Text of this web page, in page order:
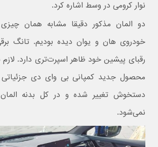
نوار کرومی در وسط اشاره کرد.
دو المان مذکور دقیقا مشابه همان
رقبای پیشین خود ظاهر اسپرت‌تری دارد.
محصول جدید کمپانی بی وای دی
دستخوش تغییر شده و در کل بدنه
نمی‌شود.